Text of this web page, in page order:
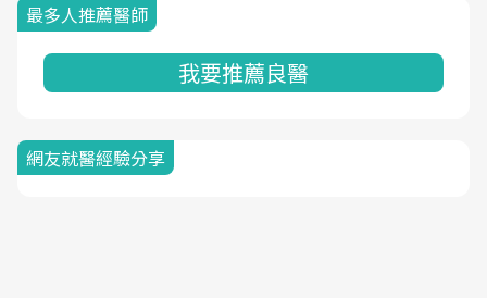
最多人推薦醫師
我要推薦良醫
網友就醫經驗分享